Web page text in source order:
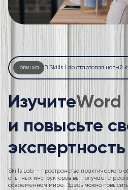
новинка В Skills Lab стартовал новый
ИзучитеExcel
и повысьте
экспертность
Skills Lab — пространство практического
опытных инструкторов вы получаете
современном мире. Здесь можно